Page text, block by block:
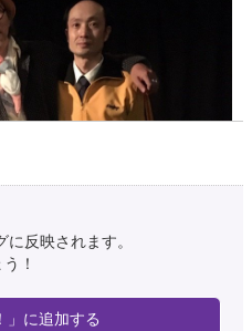
反映されます。
！
」に追加する